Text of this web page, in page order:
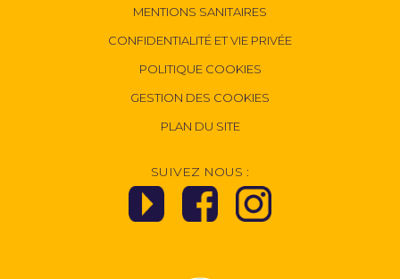
MENTIONS SANITAIRES
CONFIDENTIALITÉ ET VIE PRIVÉE
POLITIQUE COOKIES
GESTION DES COOKIES
PLAN DU SITE
SUIVEZ NOUS :